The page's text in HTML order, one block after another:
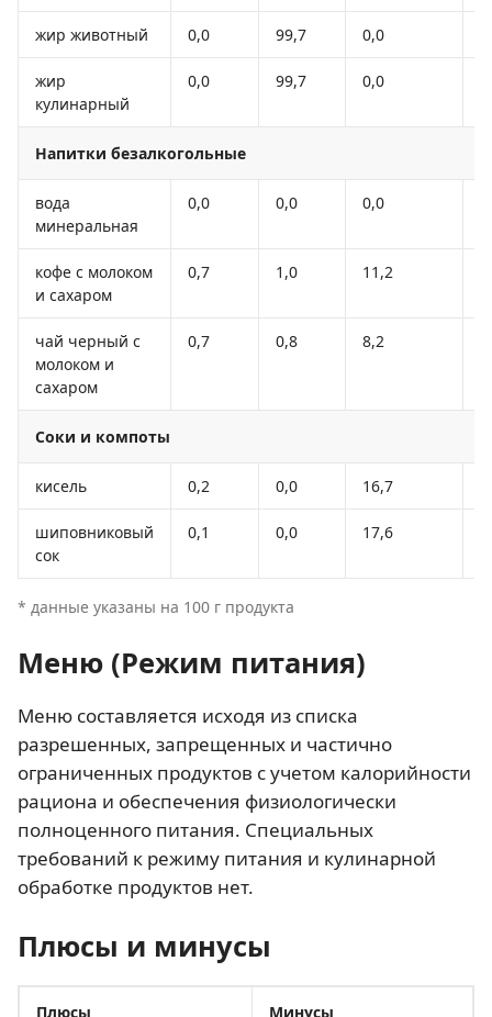
жир животный 0,0 99,7 0,0
жир
кулинарный
0,0 99,7 0,0
Напитки безалкогольные
вода
минеральная
0,0 0,0 0,0
кофе с молоком
и сахаром
0,7 1,0 11,2
чай черный с
молоком и
сахаром
0,7 0,8 8,2
Соки и компоты
кисель 0,2 0,0 16,7
шиповниковый
сок
0,1 0,0 17,6
* данные указаны на 100 г продукта
Меню (Режим питания)
Меню составляется исходя из списка
разрешенных, запрещенных и частично
ограниченных продуктов с учетом калорийности
рациона и обеспечения физиологически
полноценного питания. Специальных
требований к режиму питания и кулинарной
обработке продуктов нет.
Плюсы и минусы
Плюсы Минусы